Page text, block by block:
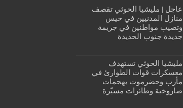
عاجل | مليشيا الحوثي تقصف
منازل المدنيين في حيس
وتصيب مواطنين في جريمة
جديدة جنوب الحديدة
مليشيا الحوثي تستهدف
معسكرات قوات الطوارئ في
مأرب وحضرموت بهجمات
صاروخية وطائرات مسيّرة